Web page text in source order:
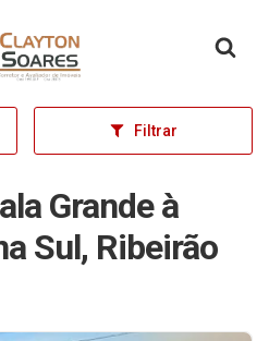
inicial
Filtrar
Grande à
Sul, Ribeirão